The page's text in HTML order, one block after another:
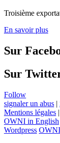
Troisième
En savoir plus
Sur
Sur
Follow
signaler un abus |
Mentions légales |
OWNI in English
Wordpress OWNI